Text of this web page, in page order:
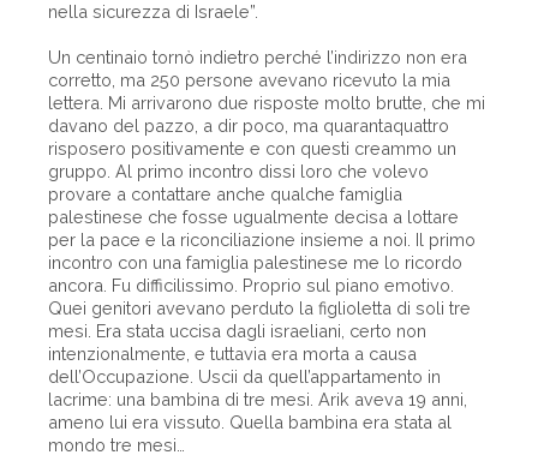
nella sicurezza di Israele”.
Un centinaio tornò indietro perché l’indirizzo non era
corretto, ma 250 persone avevano ricevuto la mia
lettera. Mi arrivarono due risposte molto brutte, che mi
davano del pazzo, a dir poco, ma quarantaquattro
risposero positivamente e con questi creammo un
gruppo. Al primo incontro dissi loro che volevo
provare a contattare anche qualche famiglia
palestinese che fosse ugualmente decisa a lottare
per la pace e la riconciliazione insieme a noi. Il primo
incontro con una famiglia palestinese me lo ricordo
ancora. Fu difficilissimo. Proprio sul piano emotivo.
Quei genitori avevano perduto la figlioletta di soli tre
mesi. Era stata uccisa dagli israeliani, certo non
intenzionalmente, e tuttavia era morta a causa
dell’Occupazione. Uscii da quell’appartamento in
lacrime: una bambina di tre mesi. Arik aveva 19 anni,
ameno lui era vissuto. Quella bambina era stata al
mondo tre mesi…